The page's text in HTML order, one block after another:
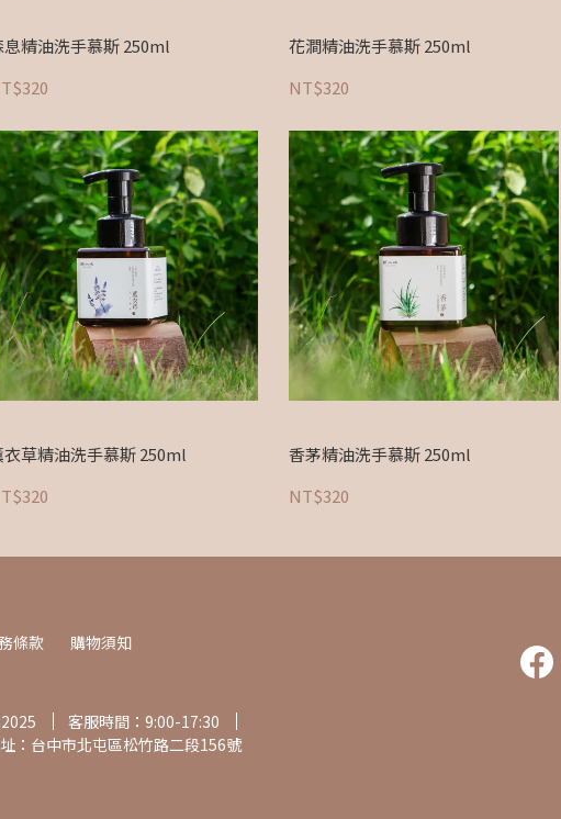
息精油洗手慕斯 250ml
花澗精油洗手慕斯 250ml
NT$320
衣草精油洗手慕斯 250ml
香茅精油洗手慕斯 250ml
NT$320
條款 購物須知
客服時間：9:00-17:30
：台中市北屯區松竹路二段156號